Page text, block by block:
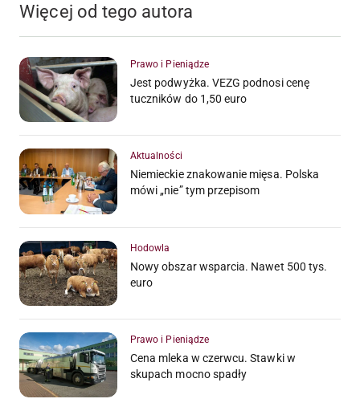
Więcej od tego autora
Prawo i Pieniądze
Jest podwyżka. VEZG podnosi cenę
tuczników do 1,50 euro
Aktualności
Niemieckie znakowanie mięsa. Polska
mówi „nie” tym przepisom
Hodowla
Nowy obszar wsparcia. Nawet 500 tys.
euro
Prawo i Pieniądze
Cena mleka w czerwcu. Stawki w
skupach mocno spadły